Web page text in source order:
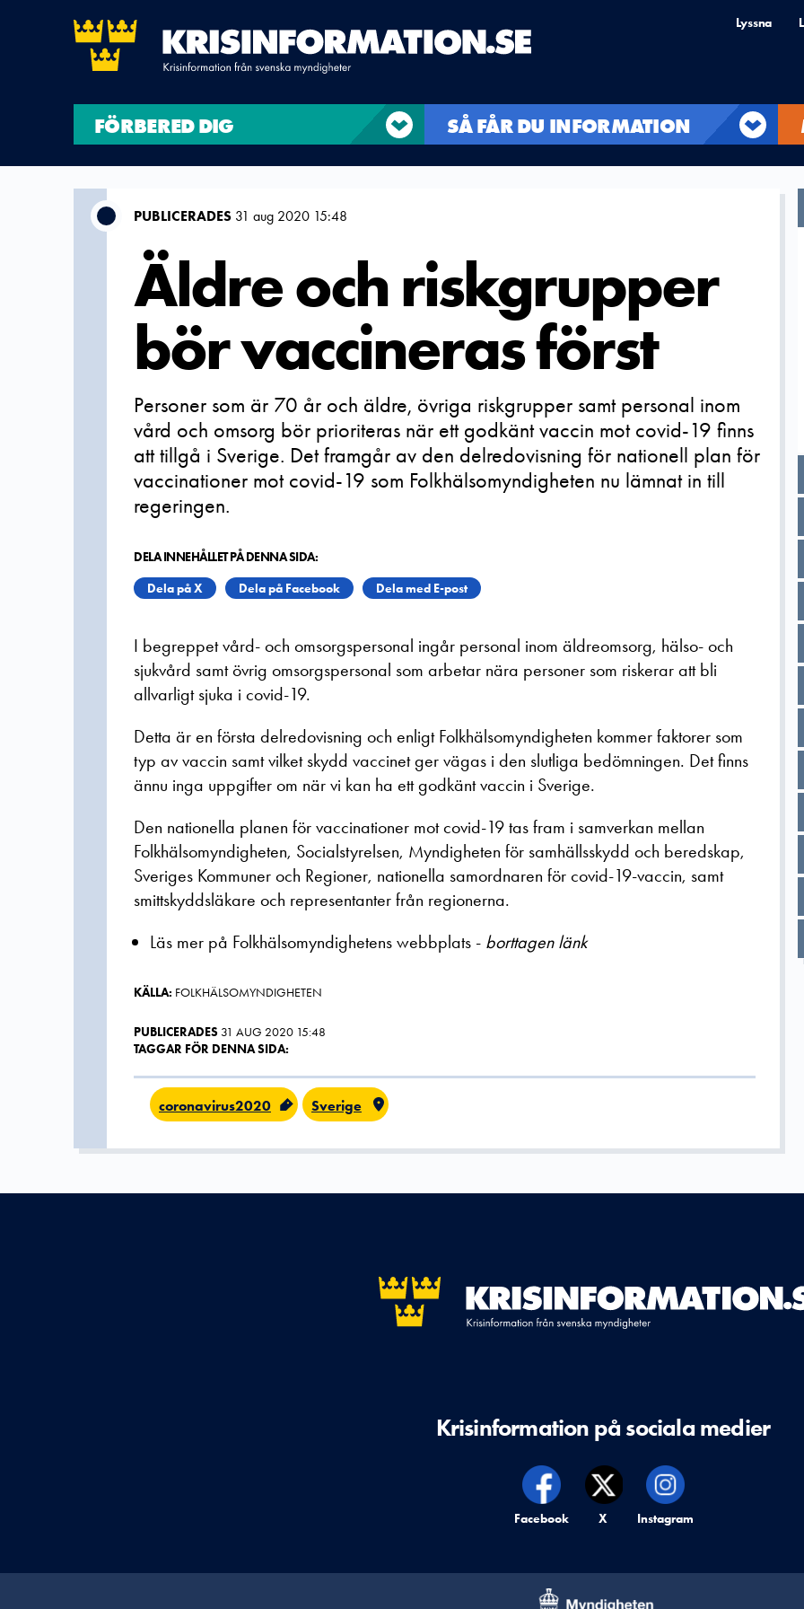
Lyssna
FÖRBERED DIG SÅ FÅR DU INFORMATION
PUBLICERADES 31 aug 2020 15:48
Äldre och riskgrupper
bör vaccineras först
Personer som är 70 år och äldre, övriga riskgrupper samt personal inom
vård och omsorg bör prioriteras när ett godkänt vaccin mot covid-19 finns
att tillgå i Sverige. Det framgår av den delredovisning för nationell plan för
vaccinationer mot covid-19 som Folkhälsomyndigheten nu lämnat in till
regeringen.
DELA INNEHÅLLET PÅ DENNA SIDA:
Dela på X
Dela på Facebook Dela med E-post
I begreppet vård- och omsorgspersonal ingår personal inom äldreomsorg, hälso- och
sjukvård samt övrig omsorgspersonal som arbetar nära personer som riskerar att bli
allvarligt sjuka i covid-19.
Detta är en första delredovisning och enligt Folkhälsomyndigheten kommer faktorer som
typ av vaccin samt vilket skydd vaccinet ger vägas i den slutliga bedömningen. Det finns
ännu inga uppgifter om när vi kan ha ett godkänt vaccin i Sverige.
Den nationella planen för vaccinationer mot covid-19 tas fram i samverkan mellan
Folkhälsomyndigheten, Socialstyrelsen, Myndigheten för samhällsskydd och beredskap,
Sveriges Kommuner och Regioner, nationella samordnaren förcovid-19-vaccin, samt
smittskyddsläkare och representanter från regionerna.
Läs mer på Folkhälsomyndighetens webbplats - borttagen länk
KÄLLA: FOLKHÄLSOMYNDIGHETEN
PUBLICERADES 31 AUG 2020 15:48
TAGGAR FÖR DENNA SIDA:
coronavirus2020 Sverige
Krisinformation på sociala medier
Krisinformation på,
Facebook Krisinformation på,
X Krisinformation på,
Instagram